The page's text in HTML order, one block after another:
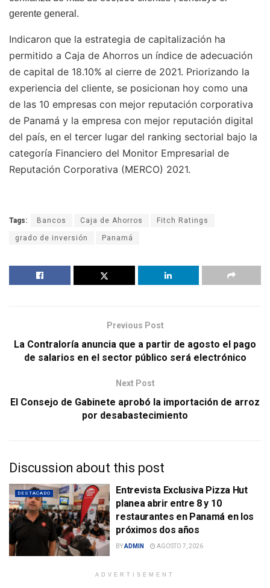
gerente general.
Indicaron que la estrategia de capitalización ha
permitido a Caja de Ahorros un índice de adecuación
de capital de 18.10% al cierre de 2021. Priorizando la
experiencia del cliente, se posicionan hoy como una
de las 10 empresas con mejor reputación corporativa
de Panamá y la empresa con mejor reputación digital
del país, en el tercer lugar del ranking sectorial bajo la
categoría Financiero del Monitor Empresarial de
Reputación Corporativa (MERCO) 2021.
Tags: Bancos Caja de Ahorros Fitch Ratings
grado de inversión Panamá
Previous Post
La Contraloría anuncia que a partir de agosto el pago
de salarios en el sector público será electrónico
Next Post
El Consejo de Gabinete aprobó la importación de arroz
por desabastecimiento
Discussion about this post
DESTACADO
Entrevista Exclusiva Pizza Hut
planea abrir entre 8 y 10
restaurantes en Panamá en los
próximos dos años
BYADMIN AGOSTO 7, 2026
ADVERTISEMENT